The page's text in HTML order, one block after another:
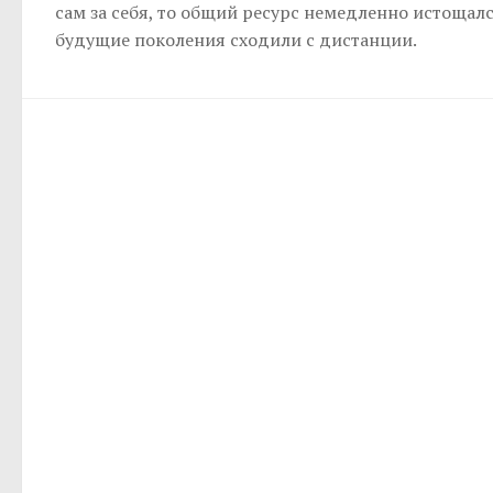
сам за себя, то общий ресурс немедленно
будущие поколения сходили с дистанции.